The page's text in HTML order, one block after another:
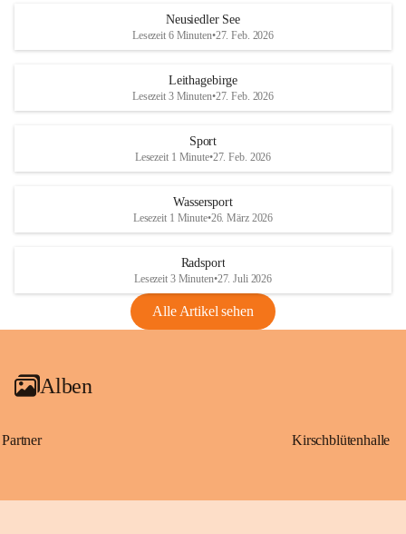
S
und den daraus folgenden wirtschaftlichen
Maßnahmen zur Bekämpfung
Rebe und der Amerikanischen
Anhang VBl. EU Nr. 18
1 Seite•1,4 MB
VBl. EU Nr. 18_2026
r
S
Neusiedler See
Lesezeit 6 Minuten•27. Feb. 2026
Leithagebirge
Lesezeit 3 Minuten•27. Feb. 2026
Sport
Lesezeit 1 Minute•27. Feb. 2026
Wassersport
Lesezeit 1 Minute•26. März 2026
Radsport
Lesezeit 3 Minuten•27. Juli 2026
Alle Artikel sehen
Alben
Partner Kirschblütenhalle